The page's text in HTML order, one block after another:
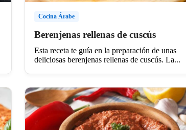
Cocina Árabe
Berenjenas rellenas de cuscús
Esta receta te guía en la preparación de unas
deliciosas berenjenas rellenas de cuscús. La...